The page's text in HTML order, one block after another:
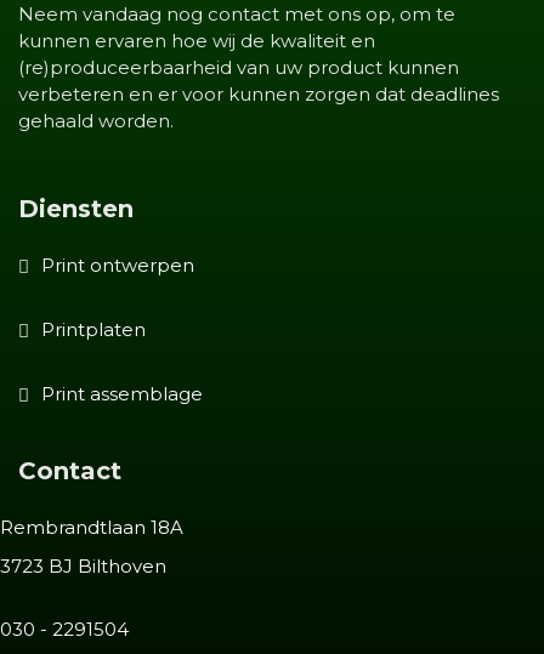
Neem vandaag nog contact met ons op, om te
kunnen ervaren hoe wij de kwaliteit en
(re)produceerbaarheid van uw product kunnen
verbeteren en er voor kunnen zorgen dat deadlines
gehaald worden.
Diensten
Print ontwerpen
Printplaten
Print assemblage
Contact
Rembrandtlaan 18A
3723 BJ Bilthoven
030 - 2291504